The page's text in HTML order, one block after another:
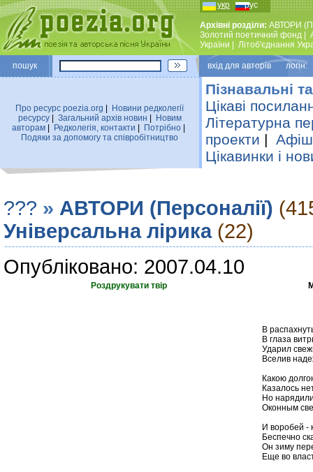
укр рус
Архівні розділи: АВТОРИ
Золотий поетичний фонд
України
Лiтоб'єднання
пошук вхiд для авторiв логін:
Про ресурс poezia.org
Новини редколегiї
ресурсу| Загальний архiв новин
Новим
авторам
Редколегiя, контакти Потрiбно
Подяки за допомогу та співробітництво
Пізнавальні
Цікаві
Літературна
проекти |
Цікавинки і
??? » АВТОРИ (Персоналії)
Універсальна лірика (22)
Опубліковано: 2007.04.10
Роздрукувати твір
В
В глаза
Ударил
Вселив
Какою
Казалось
Но
Оконным
И воробей -
Беспечно
Он зиму
Еще во